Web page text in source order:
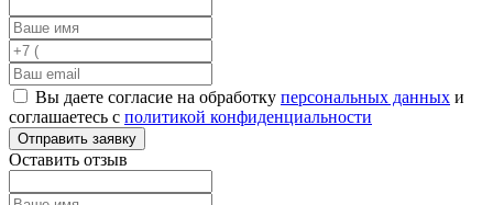
Вы даете согласие на обработку персональных данных и
соглашаетесь с политикой конфиденциальности
Отправить заявку
Оставить отзыв